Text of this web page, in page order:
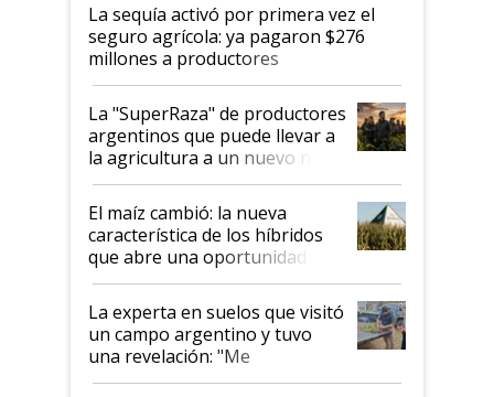
La sequía activó por primera vez el
seguro agrícola: ya pagaron $276
millones a productores
La "SuperRaza" de productores
argentinos que puede llevar a
la agricultura a un nuevo nivel:
"Las posibilidades de
crecimiento son infinitas"
El maíz cambió: la nueva
característica de los híbridos
que abre una oportunidad en
el lote
La experta en suelos que visitó
un campo argentino y tuvo
una revelación: "Me
impresionó mucho"